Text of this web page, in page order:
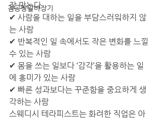
김공장알바장기
잘 맞는다
✔ 사람을 대하는 일을 부담스러워하지 않
는 사람
✔ 반복적인 일 속에서도 작은 변화를 느낄
수 있는 사람
✔ 몸을 쓰는 일보다 ‘감각’을 활용하는 일
에 흥미가 있는 사람
✔ 빠른 성과보다는 꾸준함을 중요하게 생
각하는 사람
스웨디시 테라피스트는 화려한 직업은 아